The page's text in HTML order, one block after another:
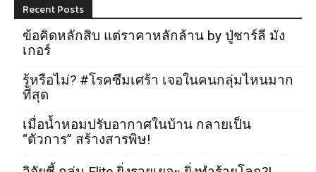
Recent Posts
ข้อคิดหลักสิบ แต่ราคาหลักล้าน by ปู่ชาร์ลี มัง
เกอร์
รู้หรือไม่? #โรคซึมเศร้า เจอในคนกลุ่มไหนมาก
ที่สุด
เมื่อน้ำหอมปรับอากาศในบ้าน กลายเป็น
“ตัวการ” สร้างสารพิษ!